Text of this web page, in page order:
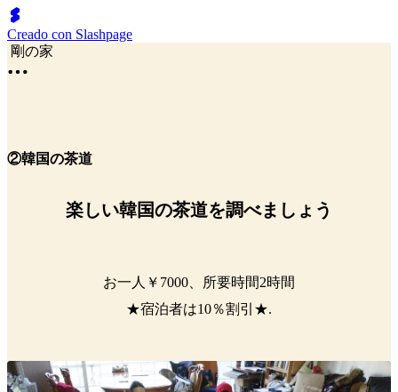
Creado con Slashpage
剛の家
②韓国の茶道
楽しい韓国の茶道を調べましょう
お一人￥7000、所要時間2時間
★宿泊者は10％割引★.